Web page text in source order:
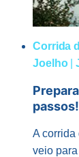
Corrida
Joelho|
passos!
A corrida
veio